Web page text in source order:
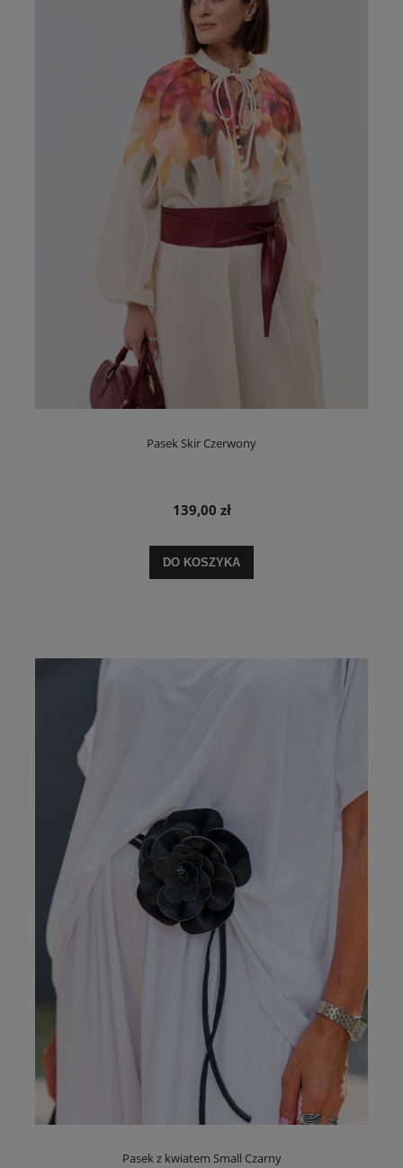
Pasek Skir Czerwony
139,00 zł
DO KOSZYKA
Pasek z kwiatem Small Czarny